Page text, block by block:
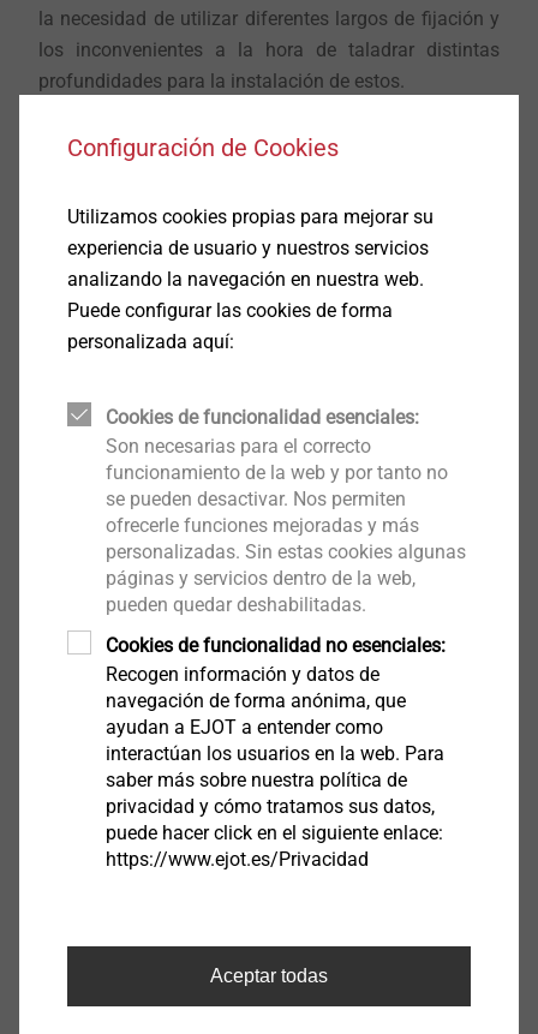
la necesidad de utilizar diferentes largos de fijación y
los inconvenientes a la hora de taladrar distintas
profundidades para la instalación de estos.
inclinadas en hormigón; gracias a sus 6
habitual de desniveles de la cubierta. En la gran
mayoría de los casos, sólo son necesarias dos.
gran ahorro de material, tiempo y dinero:
1. Para el pretaladro:
Extensor de broca DrillX SDS 500 mm
Broca Cono A
Broca cono A, con tope
2. Para la instalación:
Punta T-30
Extensor de punta M6x50
Punta T-30 M6 x 33
3. Para el ajuste final
Herramienta EcoTek M6
Extensor de broca M6x50
Ejemplo de instalación:
Configuración de Cookies
Utilizamos cookies propias para mejorar su
experiencia de usuario y nuestros servicios
analizando la navegación en nuestra web.
Puede configurar las cookies de forma
personalizada aquí:
Cookies de funcionalidad esenciales:
Son necesarias para el correcto
funcionamiento de la web y por tanto no
se pueden desactivar. Nos permiten
ofrecerle funciones mejoradas y más
personalizadas. Sin estas cookies algunas
páginas y servicios dentro de la web,
pueden quedar deshabilitadas.
Cookies de funcionalidad no esenciales:
Recogen información y datos de
navegación de forma anónima, que
ayudan a EJOT a entender como
interactúan los usuarios en la web. Para
saber más sobre nuestra política de
privacidad y cómo tratamos sus datos,
puede hacer click en el siguiente enlace:
https://www.ejot.es/Privacidad
Aceptar todas